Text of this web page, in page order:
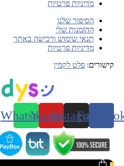
מדיניות פרטיות
הסיפור שלנו
ההזמנות שלי
תנאי שימוש ורכישה באתר
מדיניות פרטיות
קישורים: פלט לקמין
Instagram
Youtube
Whatsapp